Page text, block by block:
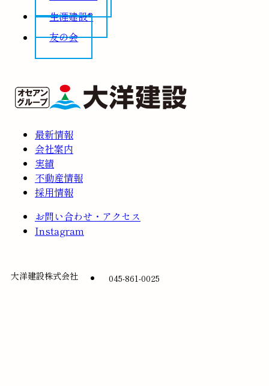
生涯建設®
友の会
最新情報
会社案内
実績
不動産情報
採用情報
お問い合わせ・アクセス
Instagram
大洋建設株式会社 045-861-0025